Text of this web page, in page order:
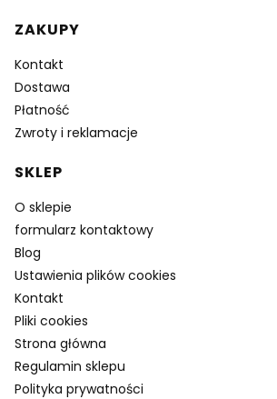
ZAKUPY
Kontakt
Dostawa
Płatność
Zwroty i reklamacje
SKLEP
O sklepie
formularz kontaktowy
Blog
Ustawienia plików cookies
Kontakt
Pliki cookies
Strona główna
Regulamin sklepu
Polityka prywatności